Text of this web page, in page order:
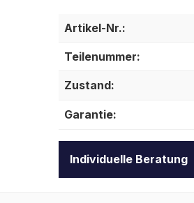
Artikel-Nr.:
Teilenummer:
Zustand:
Garantie:
Individuelle Beratung